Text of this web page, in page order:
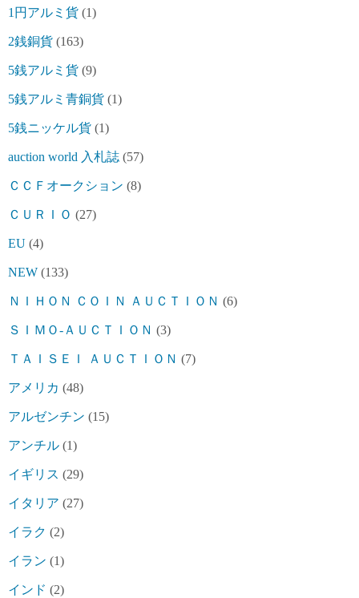
1円アルミ貨 (1)
2銭銅貨 (163)
5銭アルミ貨 (9)
5銭アルミ青銅貨 (1)
5銭ニッケル貨 (1)
auction world 入札誌 (57)
ＣＣＦオークション (8)
ＣＵＲＩＯ (27)
EU (4)
NEW (133)
ＮＩＨＯＮ ＣＯＩＮ ＡＵＣＴＩＯＮ (6)
ＳＩＭＯ-ＡＵＣＴＩＯＮ (3)
ＴＡＩＳＥＩ ＡＵＣＴＩＯＮ (7)
アメリカ (48)
アルゼンチン (15)
アンチル (1)
イギリス (29)
イタリア (27)
イラク (2)
イラン (1)
インド (2)